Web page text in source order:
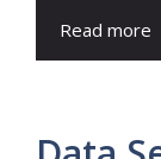
Read more